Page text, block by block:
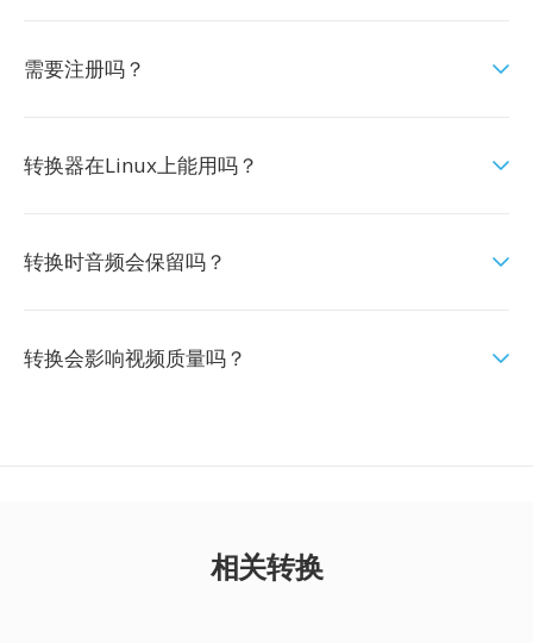
需要注册吗？
转换器在Linux上能用吗？
转换时音频会保留吗？
转换会影响视频质量吗？
相关转换